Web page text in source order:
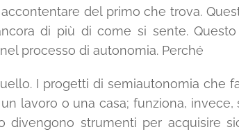
del primo che trova.
di più di come si sente.
processo di autonomia. Perché
I progetti di semiautonomia che
lavoro o una casa; funziona, invece,
strumenti per acquisire